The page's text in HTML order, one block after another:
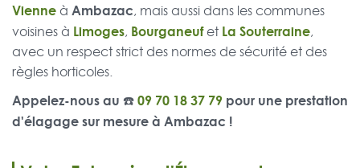
Vienneà Ambazac, mais aussi dans les communes
voisines à Limoges, Bourganeufet La Souterraine,
avec un respect strict des normes de sécurité et des
règles horticoles.
Appelez-nous au ☎️09 70 18 37 79 pour une prestation
d'élagage sur mesure à Ambazac !